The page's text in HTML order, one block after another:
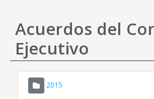
Acuerdos del
Ejecutivo
2015